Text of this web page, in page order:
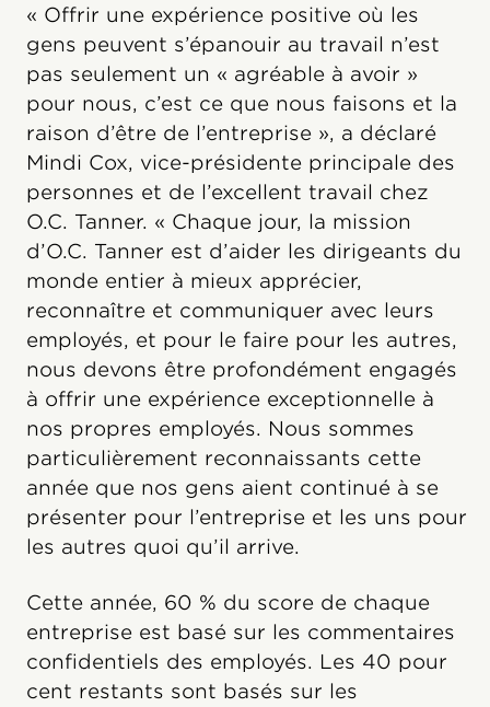
« Offrir une expérience positive où les
gens peuvent s’épanouir au travail n’est
pas seulement un « agréable à avoir »
pour nous, c’est ce que nous faisons et la
raison d’être de l’entreprise », a déclaré
Mindi Cox, vice-présidente principale des
personnes et de l’excellent travail chez
O.C. Tanner. « Chaque jour, la mission
d’O.C. Tanner est d’aider les dirigeants du
monde entier à mieux apprécier,
reconnaître et communiquer avec leurs
employés, et pour le faire pour les autres,
nous devons être profondément engagés
à offrir une expérience exceptionnelle à
nos propres employés. Nous sommes
particulièrement reconnaissants cette
année que nos gens aient continué à se
présenter pour l’entreprise et les uns pour
les autres quoi qu’il arrive.
Cette année, 60 % du score de chaque
entreprise est basé sur les commentaires
confidentiels des employés. Les 40 pour
cent restants sont basés sur les